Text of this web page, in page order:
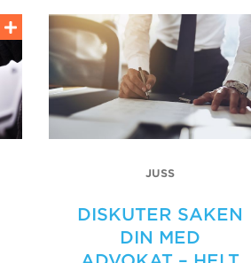
JUSS
DISKUTER SAKEN
DIN MED